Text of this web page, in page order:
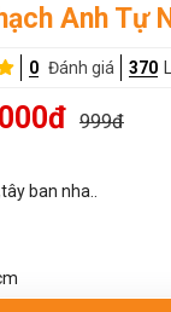
Anh Tự
0 Đánh giá 370
999đ
ban nha..